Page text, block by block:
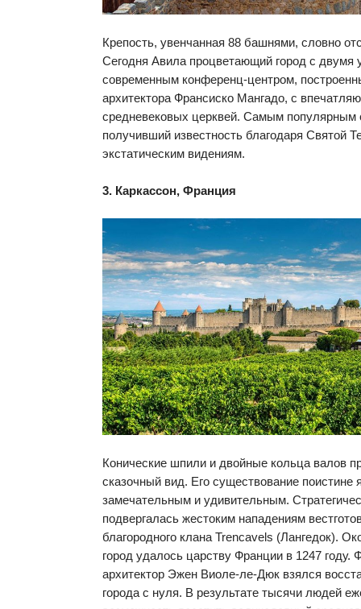
Крепость, увенчанная 88 башнями, словно
Сегодня Авила процветающий город с двумя
современным конференц-центром,
архитектора Франсиско Мангадо, с
средневековых церквей. Самым популярным
получивший известность благодаря Святой
экстатическим видениям.
3. Каркассон, Франция
Конические шпили и двойные кольца валов
сказочный вид. Его существование поистине
замечательным и удивительным.
подвергалась жестоким нападениям
благородного клана Trencavels (Лангедок).
город удалось царству Франции в 1247 году.
архитектор Эжен Виоле-ле-Дюк взялся
города с нуля. В результате тысячи людей